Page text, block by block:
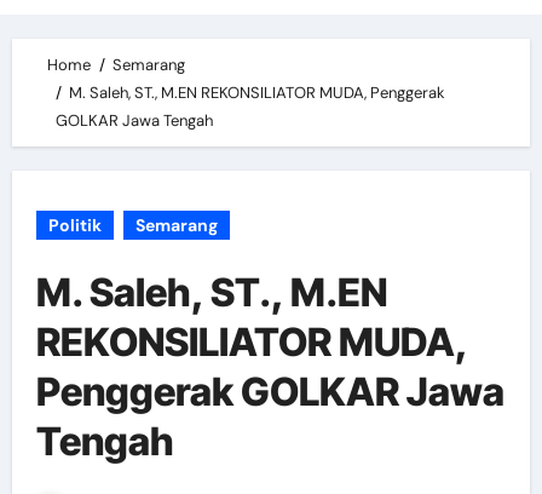
Home
Semarang
M. Saleh, ST., M.EN REKONSILIATOR MUDA, Penggerak
GOLKAR Jawa Tengah
Politik Semarang
M. Saleh, ST., M.EN
REKONSILIATOR MUDA,
Penggerak GOLKAR Jawa
Tengah